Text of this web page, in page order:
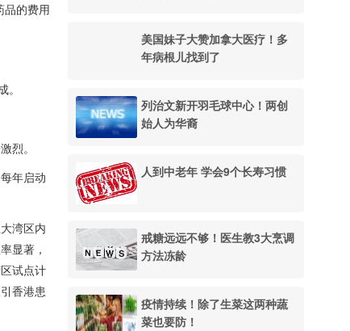
品的费用
。
烈。
年启动
湾区内
显著，
试点计
香港患
美国妹子大赞加拿大医疗！多
年病根儿找到了
列治文新开羽毛球中心！两创
始人为华裔
人到中老年 学会9个长寿习惯
戒糖远远不够！医生教3大烹调
方法冻龄
疫情持续！除了生菜这两种蔬
菜也要防！